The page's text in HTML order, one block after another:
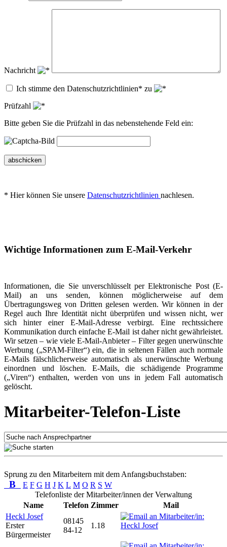
Nachricht
Ich stimme den Datenschutzrichtlinien* zu
Prüfzahl
Bitte geben Sie die Prüfzahl in das nebenstehende Feld ein:
abschicken
* Hier können Sie unsere Datenschutzrichtlinien nachlesen.
Wichtige Informationen zum E-Mail-Verkehr
Informationen, die Sie unverschlüsselt per Elektronische Post (E-
Mail) an uns senden, können möglicherweise auf dem
Übertragungsweg von Dritten gelesen werden. Wir können in der
Regel auch Ihre Identität nicht überprüfen und wissen nicht, wer
sich hinter einer E-Mail-Adresse verbirgt. Eine rechtssichere
Kommunikation durch einfache E-Mail ist daher nicht gewährleistet.
Wir setzen – wie viele E-Mail-Anbieter – Filter gegen unerwünschte
Werbung („SPAM-Filter“) ein, die in seltenen Fällen auch normale
E-Mails fälschlicherweise automatisch als unerwünschte Werbung
einordnen und löschen. E-Mails, die schädigende Programme
(„Viren“) enthalten, werden von uns in jedem Fall automatisch
gelöscht.
Mitarbeiter-Telefon-Liste
Sprung zu den Mitarbeitern mit dem Anfangsbuchstaben:
B E F G H J K L M O R S W
Telefonliste der Mitarbeiter/innen der Verwaltung
Name
Telefon Zimmer
Mail
Heckl Josef
Erster
Bürgermeister
08145
84-12
1.18